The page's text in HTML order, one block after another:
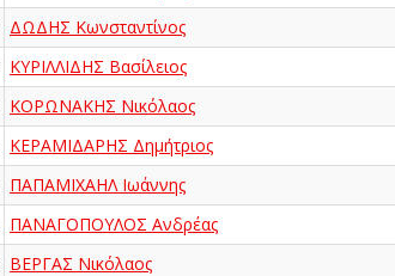
ΔΩΔΗΣ Κωνσταντίνος
ΚΥΡΙΛΛΙΔΗΣ Βασίλειος
ΚΟΡΩΝΑΚΗΣ Νικόλαος
ΚΕΡΑΜΙΔΑΡΗΣ Δημήτριος
ΠΑΠΑΜΙΧΑΗΛ Ιωάννης
ΠΑΝΑΓΟΠΟΥΛΟΣ Ανδρέας
ΒΕΡΓΑΣ Νικόλαος